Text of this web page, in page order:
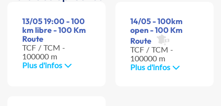
13/05 19:00 - 100
km libre - 100 Km
Route
TCF / TCM -
100000 m
Plus d'infos
14/05 - 100km
open - 100 Km
Route
TCF / TCM -
100000 m
Plus d'infos